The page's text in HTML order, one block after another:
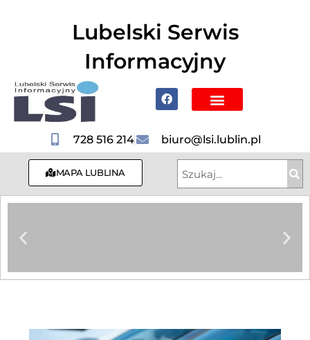
Lubelski Serwis
Informacyjny
728 516 214 biuro@lsi.lublin.pl
MAPA LUBLINA